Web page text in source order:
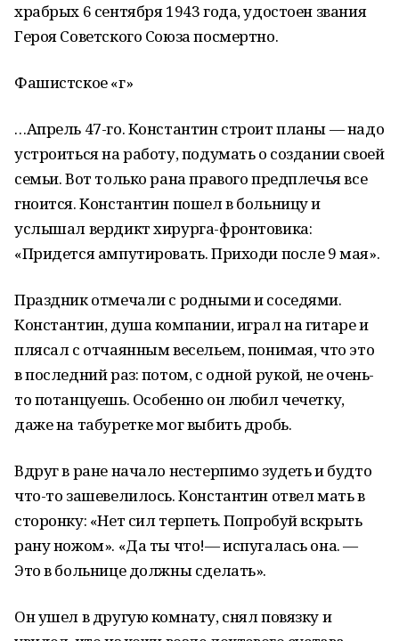
храбрых 6 сентября 1943 года, удостоен звания
Героя Советского Союза посмертно.
Фашистское «г»
…Апрель 47-го. Константин строит планы — надо
устроиться на работу, подумать о создании своей
семьи. Вот только рана правого предплечья все
гноится. Константин пошел в больницу и
услышал вердикт хирурга-фронтовика:
«Придется ампутировать. Приходи после 9 мая».
Праздник отмечали с родными и соседями.
Константин, душа компании, играл на гитаре и
плясал с отчаянным весельем, понимая, что это
в последний раз: потом, с одной рукой, не очень-
то потанцуешь. Особенно он любил чечетку,
даже на табуретке мог выбить дробь.
Вдруг в ране начало нестерпимо зудеть и будто
что-то зашевелилось. Константин отвел мать в
сторонку: «Нет сил терпеть. Попробуй вскрыть
рану ножом». «Да ты что!— испугалась она. —
Это в больнице должны сделать».
Он ушел в другую комнату, снял повязку и